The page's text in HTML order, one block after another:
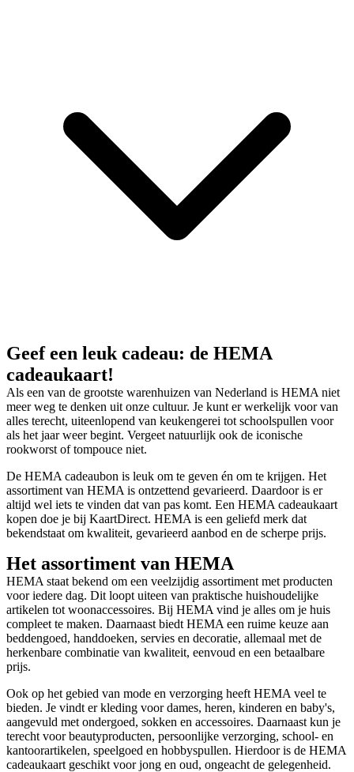
Geef een leuk cadeau: de HEMA
cadeaukaart!
Als een van de grootste warenhuizen van Nederland is HEMA niet
meer weg te denken uit onze cultuur. Je kunt er werkelijk voor van
alles terecht, uiteenlopend van keukengerei tot schoolspullen voor
als het jaar weer begint. Vergeet natuurlijk ook de iconische
rookworst of tompouce niet.
De HEMA cadeaubon is leuk om te geven én om te krijgen. Het
assortiment van HEMA is ontzettend gevarieerd. Daardoor is er
altijd wel iets te vinden dat van pas komt. Een HEMA cadeaukaart
kopen doe je bij KaartDirect. HEMA is een geliefd merk dat
bekendstaat om kwaliteit, gevarieerd aanbod en de scherpe prijs.
Het assortiment van HEMA
HEMA staat bekend om een veelzijdig assortiment met producten
voor iedere dag. Dit loopt uiteen van praktische huishoudelijke
artikelen tot woonaccessoires. Bij HEMA vind je alles om je huis
compleet te maken. Daarnaast biedt HEMA een ruime keuze aan
beddengoed, handdoeken, servies en decoratie, allemaal met de
herkenbare combinatie van kwaliteit, eenvoud en een betaalbare
prijs.
Ook op het gebied van mode en verzorging heeft HEMA veel te
bieden. Je vindt er kleding voor dames, heren, kinderen en baby's,
aangevuld met ondergoed, sokken en accessoires. Daarnaast kun je
terecht voor beautyproducten, persoonlijke verzorging, school- en
kantoorartikelen, speelgoed en hobbyspullen. Hierdoor is de HEMA
cadeaukaart geschikt voor jong en oud, ongeacht de gelegenheid.